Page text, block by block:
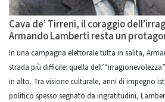
Cava de’ Tirreni, il coraggio
Armando Lamberti resta un
In una campagna elettorale tutta in salita,
strada più difficile: quella
in alto. Tra visione culturale, anni di impegno
politico spesso segnato da ingratitudini,